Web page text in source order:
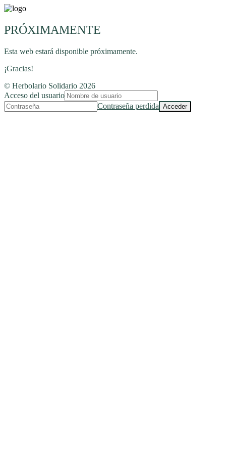
PRÓXIMAMENTE
Esta web estará disponible próximamente.
¡Gracias!
© Herbolario Solidario 2026
Acceso del usuario
Contraseña perdida